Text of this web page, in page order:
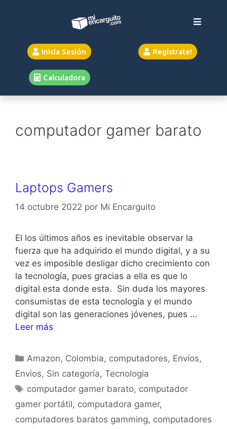
Inicia Sesión Regístrate!
Calculadora
computador gamer barato
Laptops Gamers
14 octubre 2022 por Mi Encarguito
El los últimos años es inevitable observar la
fuerza que ha adquirido el mundo digital, y a su
vez es imposible desligar dicho crecimiento con
la tecnología, pues gracias a ella es que lo
digital esta donde esta. Sin duda los mayores
consumistas de esta tecnología y el mundo
digital son las generaciones jóvenes, pues …
Leer más
Amazon, Colombia, computadores, Envíos,
Envios, Sin categoría, Tecnologia
computador gamer barato, computador
gamer portátil, computadora gamer,
computadores baratos gamming, computadores